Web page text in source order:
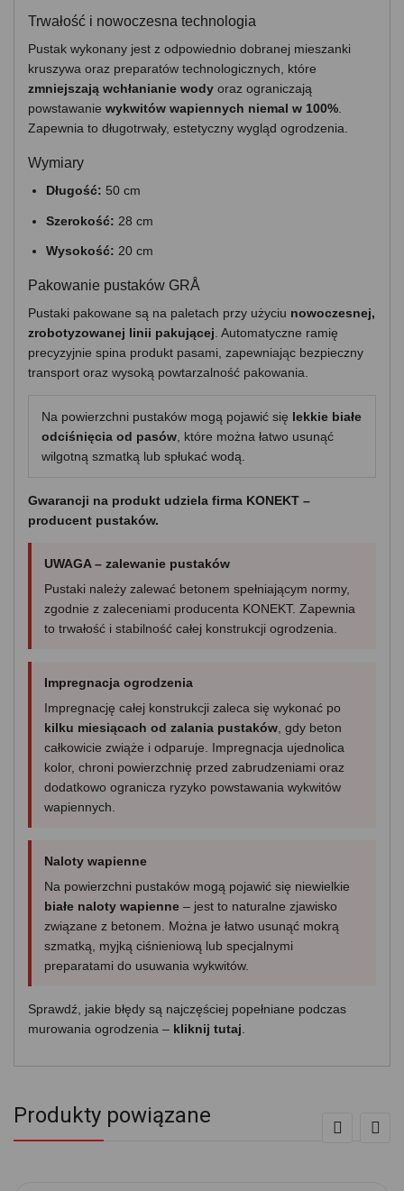
Trwałość i nowoczesna technologia
Pustak wykonany jest z odpowiednio dobranej mieszanki
kruszywa oraz preparatów technologicznych, które
zmniejszają wchłanianie wody oraz ograniczają
powstawanie wykwitów wapiennych niemal w 100%
Zapewnia to długotrwały, estetyczny wygląd ogrodzenia.
Wymiary
Długość: 50 cm
Szerokość: 28 cm
Wysokość: 20 cm
Pakowanie pustaków GRÅ
Pustaki pakowane są na paletach przy użyciu nowoczesnej,
zrobotyzowanej linii pakującej . Automatyczne ramię
precyzyjnie spina produkt pasami, zapewniając bezpieczny
transport oraz wysoką powtarzalność pakowania.
Na powierzchni pustaków mogą pojawić się lekkie białe
odciśnięcia od pasów , które można łatwo usunąć
wilgotną szmatką lub spłukać wodą.
Gwarancji na produkt udziela firma KONEKT –
producent pustaków.
UWAGA – zalewanie pustaków
Pustaki należy zalewać betonem spełniającym normy,
zgodnie z zaleceniami producenta KONEKT. Zapewnia
to trwałość i stabilność całej konstrukcji ogrodzenia.
Impregnacja ogrodzenia
Impregnację całej konstrukcji zaleca się wykonać po
kilku miesiącach od zalania pustaków , gdy beton
całkowicie zwiąże i odparuje. Impregnacja ujednolica
kolor, chroni powierzchnię przed zabrudzeniami oraz
dodatkowo ogranicza ryzyko powstawania wykwitów
wapiennych.
Naloty wapienne
Na powierzchni pustaków mogą pojawić się niewielkie
białe naloty wapienne – jest to naturalne zjawisko
związane z betonem. Można je łatwo usunąć mokrą
szmatką, myjką ciśnieniową lub specjalnymi
preparatami do usuwania wykwitów.
Sprawdź, jakie błędy są najczęściej popełniane podczas
murowania ogrodzenia – kliknij tutaj
Produkty powiązane